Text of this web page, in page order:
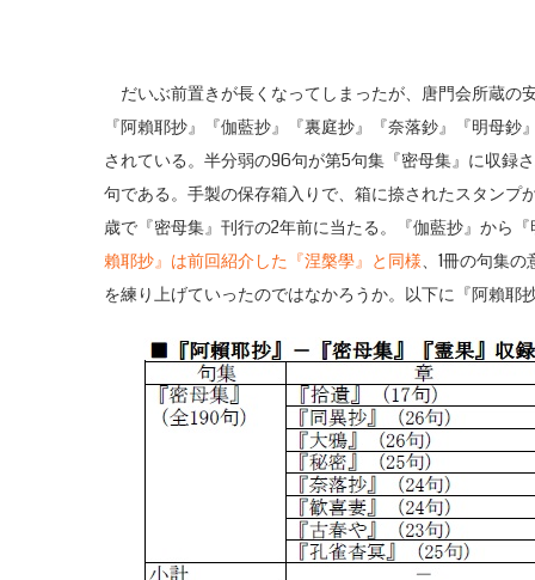
だいぶ前置きが長くなってしまったが、唐門会所蔵の
『阿賴耶抄』『伽藍抄』『裏庭抄』『奈落鈔』『明母
されている。半分弱の96句が第5句集『密母集』に収録
句である。手製の保存箱入りで、箱に捺されたスタンプ
歳で『密母集』刊行の2年前に当たる。『伽藍抄』から
賴耶抄』は前回紹介した『涅槃學』と同様、1冊の句集
を練り上げていったのではなかろうか。以下に『阿賴耶